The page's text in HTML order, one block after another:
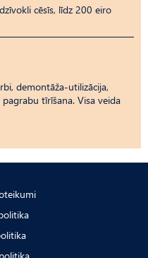
cēsīs, līdz 200 eiro
demontāža-utilizācija,
tīrīšana. Visa veida